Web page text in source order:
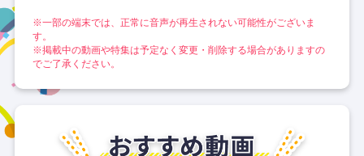
※一部の端末では、正常に音声が再生されない可能性がございま
す。
※掲載中の動画や特集は予定なく変更・削除する場合がありますの
でご了承ください。